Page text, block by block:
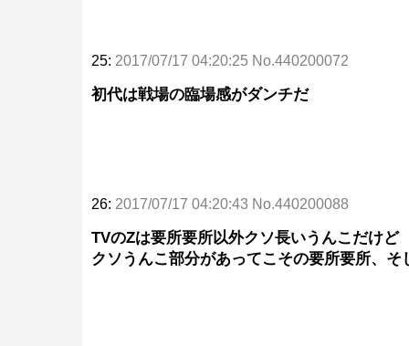
25: 2017/07/17 04:20:25 No.440200072
初代は戦場の臨場感がダンチだ
26: 2017/07/17 04:20:43 No.440200088
TVのZは要所要所以外クソ長いうんこだけど
クソうんこ部分があってこその要所要所、そ